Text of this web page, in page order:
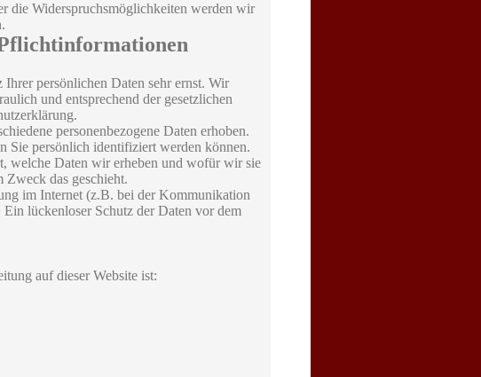
die Widerspruchsmöglichkeiten werden wir
persönlichen Daten sehr ernst. Wir
und entsprechend der gesetzlichen
personenbezogene Daten erhoben.
Sie persönlich identifiziert werden können.
welche Daten wir erheben und wofür wir sie
Zweck das geschieht.
im Internet (z.B. bei der Kommunikation
lückenloser Schutz der Daten vor dem
auf dieser Website ist: